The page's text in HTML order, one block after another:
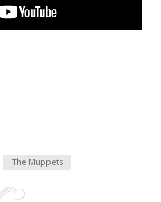
The Muppets